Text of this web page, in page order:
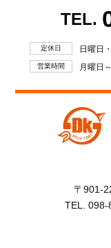
TEL.
定休日 日曜日
営業時間 月曜日
〒901-
TEL. 098-